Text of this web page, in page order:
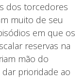
dos torcedores
muito de seu
em que os
reservas na
mão do
prioridade ao